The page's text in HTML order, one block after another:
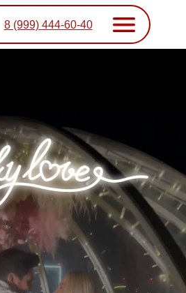
8 (999) 444-60-40